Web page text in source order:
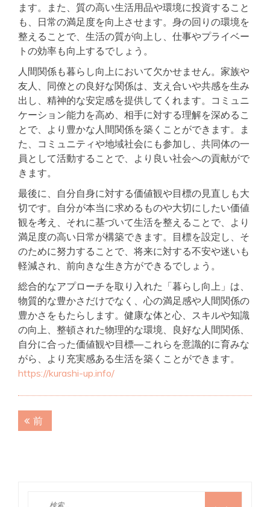
ます。また、質の高い生活用品や環境に投資すること
も、日常の満足度を向上させます。身の回りの環境を
整えることで、生活の質が向上し、仕事やプライベー
トの効率も向上するでしょう。
人間関係も暮らし向上において欠かせません。家族や
友人、同僚との良好な関係は、支え合いや共感を生み
出し、精神的な安定感を提供してくれます。コミュニ
ケーション能力を高め、相手に対する理解を深めるこ
とで、より豊かな人間関係を築くことができます。ま
た、コミュニティや地域社会にも参加し、共同体の一
員として活動することで、より良い社会への貢献がで
きます。
最後に、自分自身に対する価値観や目標の見直しも大
切です。自分が本当に求めるものや大切にしたい価値
観を考え、それに基づいて生活を整えることで、より
満足度の高い日常が構築できます。目標を設定し、そ
のために努力することで、将来に対する不安や迷いも
軽減され、前向きな生き方ができるでしょう。
総合的なアプローチを取り入れた「暮らし向上」は、
物質的な豊かさだけでなく、心の満足感や人間関係の
豊かさをもたらします。健康な体と心、スキルや知識
の向上、整頓された物理的な環境、良好な人間関係、
自分に合った価値観や目標―これらを意識的に育みな
がら、より充実感ある生活を築くことができます。
https://kurashi-up.info/
投前前
の